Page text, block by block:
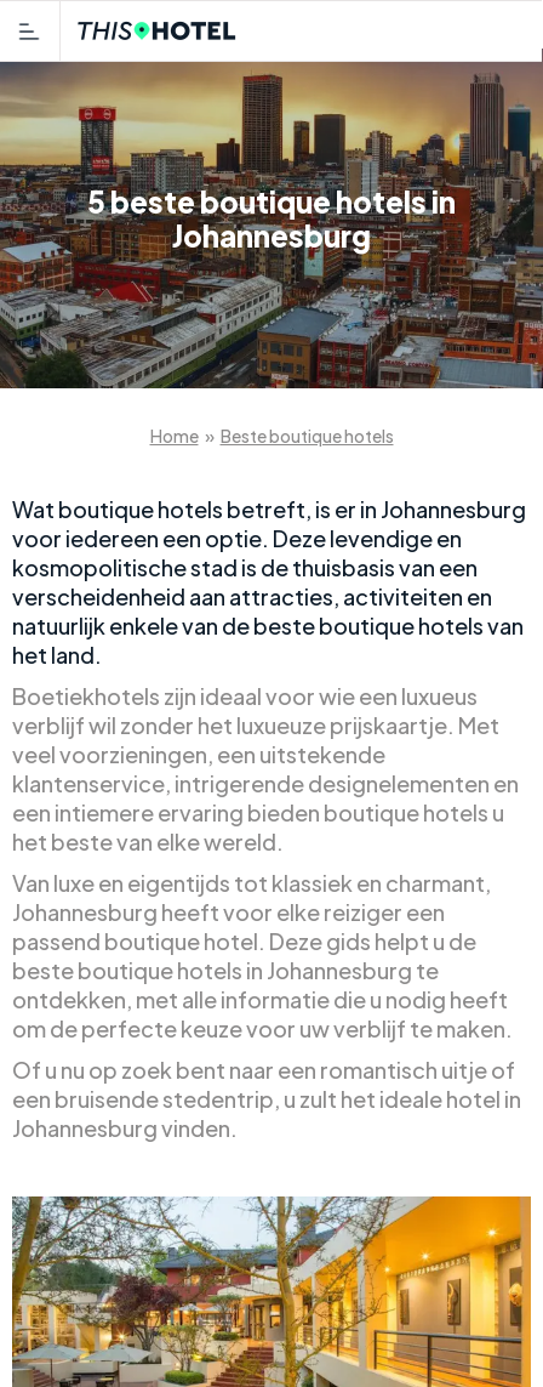
5 beste boutique hotels in
Johannesburg
Home » Beste boutique hotels
Wat boutique hotels betreft, is er in Johannesburg
voor iedereen een optie. Deze levendige en
kosmopolitische stad is de thuisbasis van een
verscheidenheid aan attracties, activiteiten en
natuurlijk enkele van de beste boutique hotels van
het land.
Boetiekhotels zijn ideaal voor wie een luxueus
verblijf wil zonder het luxueuze prijskaartje. Met
veel voorzieningen, een uitstekende
klantenservice, intrigerende designelementen en
een intiemere ervaring bieden boutique hotels u
het beste van elke wereld.
Van luxe en eigentijds tot klassiek en charmant,
Johannesburg heeft voor elke reiziger een
passend boutique hotel. Deze gids helpt u de
beste boutique hotels in Johannesburg te
ontdekken, met alle informatie die u nodig heeft
om de perfecte keuze voor uw verblijf te maken.
Of u nu op zoek bent naar een romantisch uitje of
een bruisende stedentrip, u zult het ideale hotel in
Johannesburg vinden.